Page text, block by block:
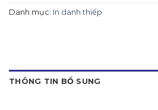
Danh mục: In danh thiếp
THÔNG TIN BỔ SUNG